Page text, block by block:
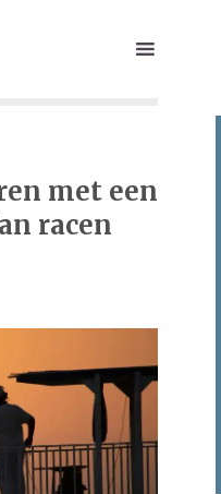
met een
racen